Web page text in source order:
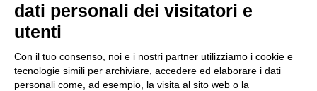
Trasformazione Digitale
Compliance Normativa Integrata
Soluzioni Digitali
dati personali dei visitatori e
utenti
Con il tuo consenso, noi e i nostri partner utilizziamo i cookie e
tecnologie simili per archiviare, accedere ed elaborare i dati
personali come, ad esempio, la visita al sito web o la